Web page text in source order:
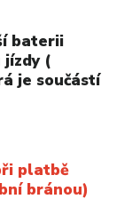
baterii
(
je součástí
platbě
bránou)